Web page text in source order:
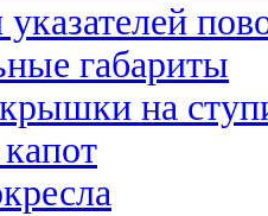
габариты
на